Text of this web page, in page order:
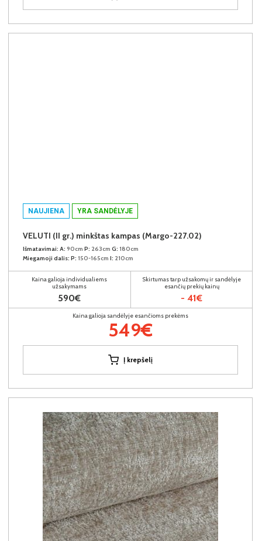
NAUJIENA YRA SANDĖLYJE
VELUTI (II gr.) minkštas kampas (Margo-227.02)
Išmatavimai: A: 90cm P: 263cm G: 180cm
Miegamoji dalis: P: 150-165cm I: 210cm
Kaina galioja individualiems
užsakymams
590€
Skirtumas tarp užsakomų ir sandėlyje
esančių prekių kainų
- 41€
Kaina galioja sandėlyje esančioms prekėms
549€
Į krepšelį